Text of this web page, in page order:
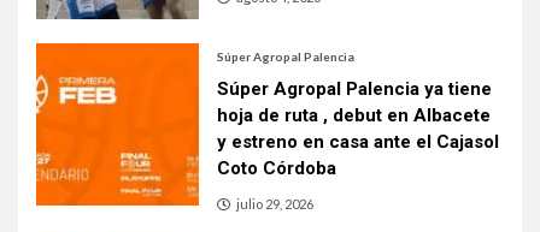
Súper Agropal Palencia
Súper Agropal Palencia ya tiene
hoja de ruta , debut en Albacete
y estreno en casa ante el Cajasol
Coto Córdoba
julio 29, 2026